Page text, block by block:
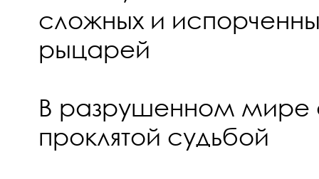
сложных и
рыцарей
В разрушенном мире
проклятой судьбой